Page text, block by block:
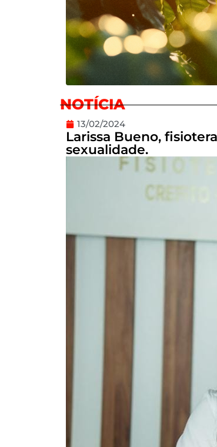
NOTÍCIA
13/02/2024
Larissa Bueno,
sexualidade.